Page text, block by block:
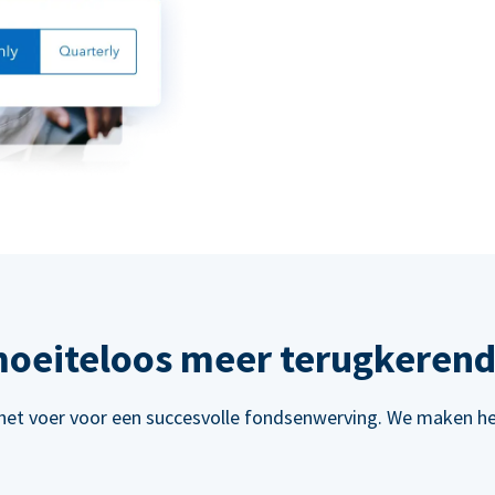
meer
voer voor een succesvolle fondsenwerving. We maken